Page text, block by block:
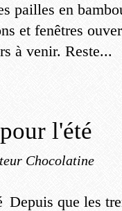
pailles en
et fenêtres
à venir. Reste...
l'été
Chocolatine
Depuis que les